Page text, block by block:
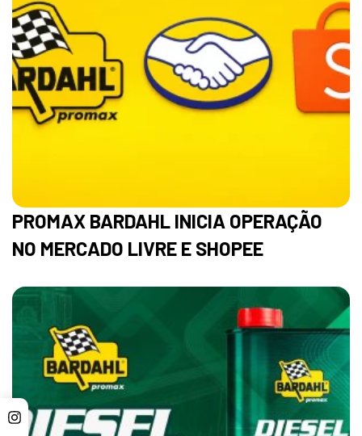
PROMAX BARDAHL INICIA OPERAÇÃO
NO MERCADO LIVRE E SHOPEE